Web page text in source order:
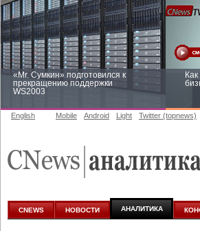
«Mr. Сумкин» подготовился к
прекращению поддержки
WS2003
аналитике
English Mobile Android Light Twitter (topnews)
CNEWS НОВОСТИ АНАЛИТИКА